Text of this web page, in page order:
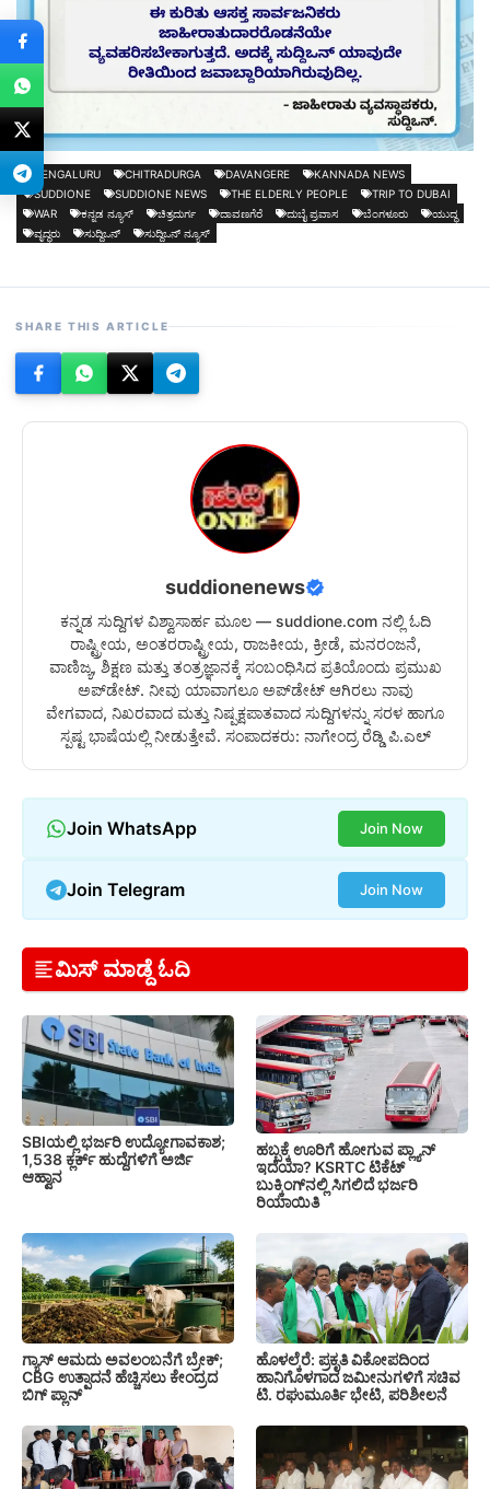
BENGALURU CHITRADURGA DAVANGERE
KANNADA NEWS
SUDDIONE
SUDDIONE NEWS THE ELDERLY PEOPLE
TRIP TO DUBAI
WAR
ಕನ್ನಡ ನ್ಯೂಸ್ ಚಿತ್ರದುರ್ಗ ದಾವಣಗೆರೆ ದುಬೈ ಪ್ರವಾಸ ಬೆಂಗಳೂರು
ಯುದ್ಧ
ವೃದ್ಧರು
ಸುದ್ದಿಒನ್ ಸುದ್ದಿಒನ್ ನ್ಯೂಸ್
SHARE THIS ARTICLE
suddionenews
ಕನ್ನಡ ಸುದ್ದಿಗಳ ವಿಶ್ವಾಸಾರ್ಹ ಮೂಲ — suddione.com ನಲ್ಲಿ ಓದಿ
ರಾಷ್ಟ್ರೀಯ, ಅಂತರರಾಷ್ಟ್ರೀಯ, ರಾಜಕೀಯ, ಕ್ರೀಡೆ, ಮನರಂಜನೆ,
ವಾಣಿಜ್ಯ, ಶಿಕ್ಷಣ ಮತ್ತು ತಂತ್ರಜ್ಞಾನಕ್ಕೆ ಸಂಬಂಧಿಸಿದ ಪ್ರತಿಯೊಂದು ಪ್ರಮುಖ
ಅಪ್‌ಡೇಟ್. ನೀವು ಯಾವಾಗಲೂ ಅಪ್‌ಡೇಟ್ ಆಗಿರಲು ನಾವು
ವೇಗವಾದ, ನಿಖರವಾದ ಮತ್ತು ನಿಷ್ಪಕ್ಷಪಾತವಾದ ಸುದ್ದಿಗಳನ್ನು ಸರಳ ಹಾಗೂ
ಸ್ಪಷ್ಟ ಭಾಷೆಯಲ್ಲಿ ನೀಡುತ್ತೇವೆ. ಸಂಪಾದಕರು: ನಾಗೇಂದ್ರ ರೆಡ್ಡಿ ಪಿ.ಎಲ್
Join WhatsApp Join Now
Join Telegram Join Now
ಮಿಸ್ ಮಾಡ್ದೆ ಓದಿ
SBIಯಲ್ಲಿ ಭರ್ಜರಿ ಉದ್ಯೋಗಾವಕಾಶ;
1,538 ಕ್ಲರ್ಕ್ ಹುದ್ದೆಗಳಿಗೆ ಅರ್ಜಿ
ಆಹ್ವಾನ
ಹಬ್ಬಕ್ಕೆ ಊರಿಗೆ ಹೋಗುವ ಪ್ಲ್ಯಾನ್
ಇದೆಯಾ? KSRTC ಟಿಕೆಟ್
ಬುಕ್ಕಿಂಗ್‌ನಲ್ಲಿ ಸಿಗಲಿದೆ ಭರ್ಜರಿ
ರಿಯಾಯಿತಿ
ಗ್ಯಾಸ್ ಆಮದು ಅವಲಂಬನೆಗೆ ಬ್ರೇಕ್;
CBG ಉತ್ಪಾದನೆ ಹೆಚ್ಚಿಸಲು ಕೇಂದ್ರದ
ಬಿಗ್ ಪ್ಲಾನ್
ಹೊಳಲ್ಕೆರೆ: ಪ್ರಕೃತಿ ವಿಕೋಪದಿಂದ
ಹಾನಿಗೊಳಗಾದ ಜಮೀನುಗಳಿಗೆ ಸಚಿವ
ಟಿ. ರಘುಮೂರ್ತಿ ಭೇಟಿ, ಪರಿಶೀಲನೆ